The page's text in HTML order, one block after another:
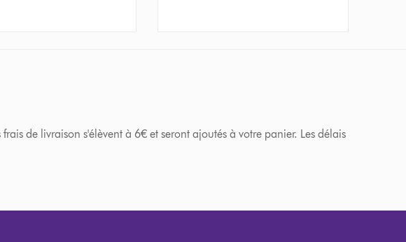
de livraison s'élèvent à 6€ et seront ajoutés à votre panier. Les délais